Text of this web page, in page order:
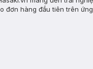
đơn hàng đầu tiên trên